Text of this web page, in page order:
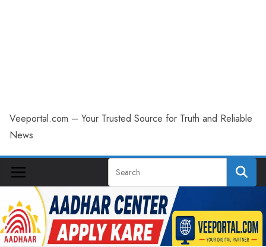
Veeportal.com – Your Trusted Source for Truth and Reliable
News